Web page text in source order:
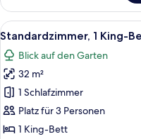
2 Schlafzimmer
(Playground
Access)
Alle
Fotos
für
Standardzimmer,
1 King-
Bett,
Balkon
9
Standardzimmer, 1 King-
Blick auf den Garten
32 m²
1 Schlafzimmer
Platz für 3 Personen
1 King-Bett